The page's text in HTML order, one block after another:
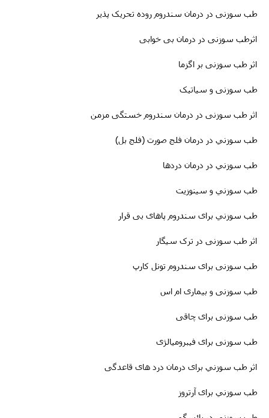
طب سوزنى در درمان سندروم روده تحریک پذیر
اثرطب سوزنى در درمان بی خوابی
اثر طب سوزنی بر اگزما
طب سوزنی و سیاتیک
اثر طب سوزنی در درمان سندروم خستگی مزمن
طب سوزني در درمان فلج صورت (فلج بل)
طب سوزني در درمان دردها
طب سوزني و سینوزیت
طب سوزني برای سندروم پاهای بی قرار
اثر طب سوزنی در ترک سیگار
طب سوزنى برای سندروم تونل کارپ
طب سوزنی و بیماری ام اس
طب سوزنى برای چاقی
طب سوزنی برای فیبرومیالژی
اثر طب سوزني برای درمان درد های قاعدگی
طب سوزني برای آرتروز